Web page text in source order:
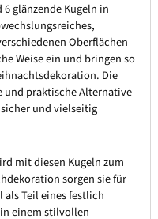
glänzende Kugeln in
Oberflächen
Weise ein und bringen so
Die
praktische Alternative
und vielseitig
mit diesen Kugeln zum
sorgen sie für
Teil eines festlich
einem stilvollen